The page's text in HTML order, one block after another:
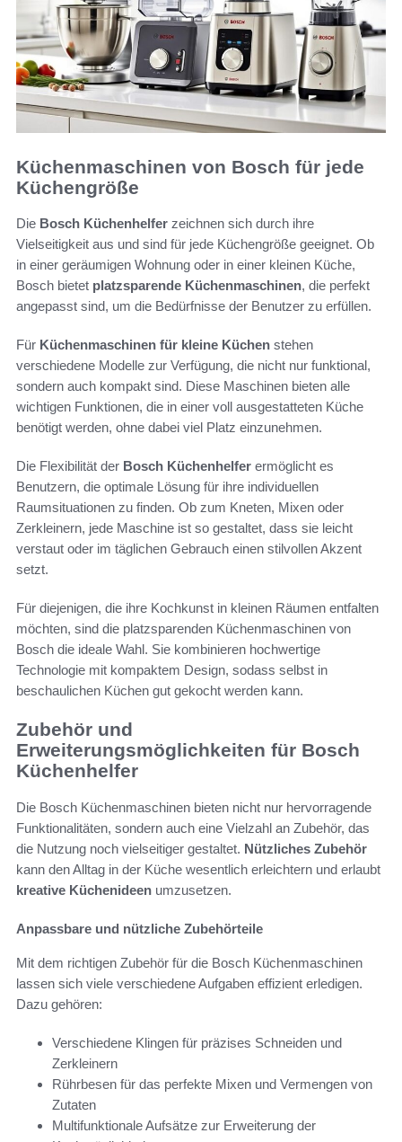
Küchenmaschinen von Bosch für jede
Küchengröße
Die Bosch Küchenhelfer zeichnen sich durch ihre
Vielseitigkeit aus und sind für jede Küchengröße geeignet. Ob
in einer geräumigen Wohnung oder in einer kleinen Küche,
Bosch bietet platzsparende Küchenmaschinen, die perfekt
angepasst sind, um die Bedürfnisse der Benutzer zu erfüllen.
Für Küchenmaschinen für kleine Küchen stehen
verschiedene Modelle zur Verfügung, die nicht nur funktional,
sondern auch kompakt sind. Diese Maschinen bieten alle
wichtigen Funktionen, die in einer voll ausgestatteten Küche
benötigt werden, ohne dabei viel Platz einzunehmen.
Die Flexibilität der Bosch Küchenhelfer ermöglicht es
Benutzern, die optimale Lösung für ihre individuellen
Raumsituationen zu finden. Ob zum Kneten, Mixen oder
Zerkleinern, jede Maschine ist so gestaltet, dass sie leicht
verstaut oder im täglichen Gebrauch einen stilvollen Akzent
setzt.
Für diejenigen, die ihre Kochkunst in kleinen Räumen entfalten
möchten, sind die platzsparenden Küchenmaschinen von
Bosch die ideale Wahl. Sie kombinieren hochwertige
Technologie mit kompaktem Design, sodass selbst in
beschaulichen Küchen gut gekocht werden kann.
Zubehör und
Erweiterungsmöglichkeiten für Bosch
Küchenhelfer
Die Bosch Küchenmaschinen bieten nicht nur hervorragende
Funktionalitäten, sondern auch eine Vielzahl an Zubehör, das
die Nutzung noch vielseitiger gestaltet. Nützliches Zubehör
kann den Alltag in der Küche wesentlich erleichtern und erlaubt
kreative Küchenideen umzusetzen.
Anpassbare und nützliche Zubehörteile
Mit dem richtigen Zubehör für die Bosch Küchenmaschinen
lassen sich viele verschiedene Aufgaben effizient erledigen.
Dazu gehören:
Verschiedene Klingen für präzises Schneiden und
Zerkleinern
Rührbesen für das perfekte Mixen und Vermengen von
Zutaten
Multifunktionale Aufsätze zur Erweiterung der